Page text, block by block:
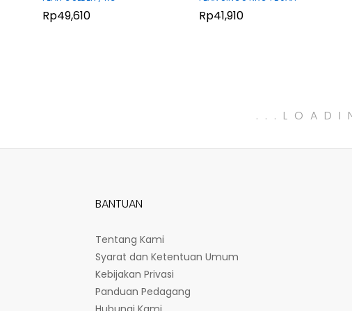
Rp49,610
Rp49,610 Rp41,910
Rp41,910
. . .
BANTUAN
Tentang Kami
Syarat dan Ketentuan Umum
Kebijakan Privasi
Panduan Pedagang